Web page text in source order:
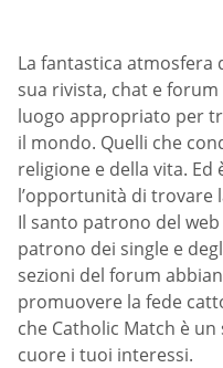
La fantastica atmosfera
sua rivista, chat e
luogo appropriato per
il mondo. Quelli che
religione e della vita. Ed
l’opportunità di trovare
Il santo patrono del web
patrono dei single e
sezioni del forum
promuovere la fede
che Catholic Match è
cuore i tuoi interessi.